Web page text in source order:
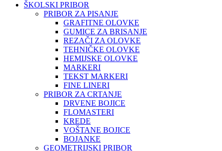
ŠKOLSKI PRIBOR
PRIBOR ZA PISANJE
GRAFITNE OLOVKE
GUMICE ZA BRISANJE
REZAČI ZA OLOVKE
TEHNIČKE OLOVKE
HEMIJSKE OLOVKE
MARKERI
TEKST MARKERI
FINE LINERI
PRIBOR ZA CRTANJE
DRVENE BOJICE
FLOMASTERI
KREDE
VOŠTANE BOJICE
BOJANKE
GEOMETRIJSKI PRIBOR